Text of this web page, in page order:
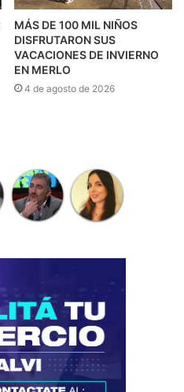
MÁS DE 100 MIL NIÑOS
DISFRUTARON SUS
VACACIONES DE INVIERNO
EN MERLO
4 de agosto de 2026